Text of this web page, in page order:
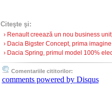
Citeşte şi:
› Renault creează un nou business
› Dacia Bigster Concept, prima
› Dacia Spring, primul model 100%
Comentariile cititorilor:
comments powered by Disqus